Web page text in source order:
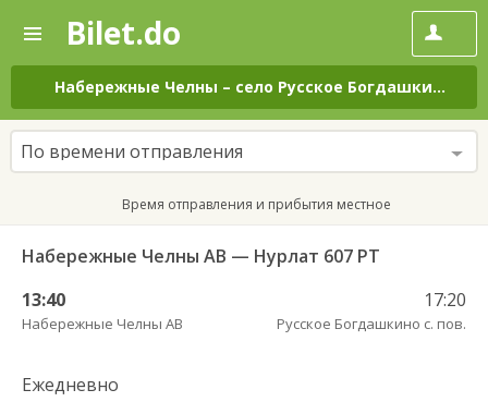
—
Поиск
и
покупка
билетов
на
автобус
онлайн
Bilet.do
Набережные Челны – село Русское Богдашкино
По времени отправления
Время отправления и прибытия местное
Набережные Челны АВ — Нурлат 607 РТ
13:40
Набережные Челны АВ
17:20
Русское Богдашкино с. пов.
Ежедневно